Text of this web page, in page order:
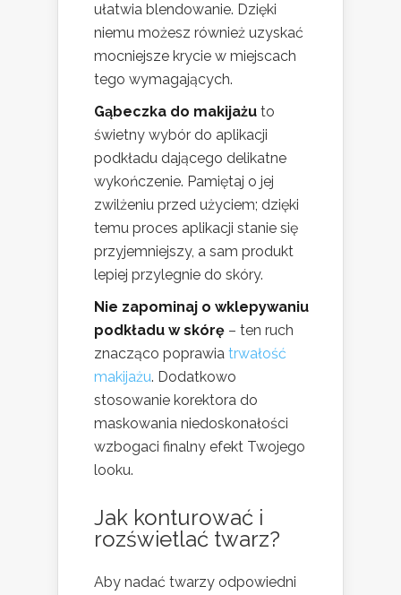
ułatwia blendowanie. Dzięki
niemu możesz również uzyskać
mocniejsze krycie w miejscach
tego wymagających.
Gąbeczka do makijażu to
świetny wybór do aplikacji
podkładu dającego delikatne
wykończenie. Pamiętaj o jej
zwilżeniu przed użyciem; dzięki
temu proces aplikacji stanie się
przyjemniejszy, a sam produkt
lepiej przylegnie do skóry.
Nie zapominaj o wklepywaniu
podkładu w skórę – ten ruch
znacząco poprawia trwałość
makijażu. Dodatkowo
stosowanie korektora do
maskowania niedoskonałości
wzbogaci finalny efekt Twojego
looku.
Jak konturować i
rozświetlać twarz?
Aby nadać twarzy odpowiedni